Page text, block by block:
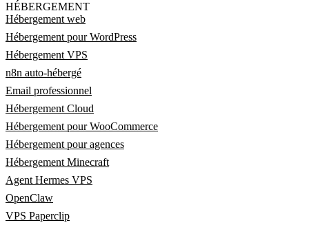
HÉBERGEMENT
Hébergement web
Hébergement pour WordPress
Hébergement VPS
n8n auto-hébergé
Email professionnel
Hébergement Cloud
Hébergement pour WooCommerce
Hébergement pour agences
Hébergement Minecraft
Agent Hermes VPS
OpenClaw
VPS Paperclip